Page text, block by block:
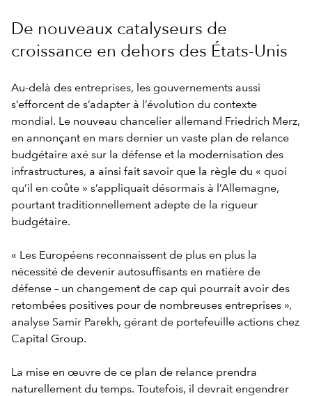
De nouveaux catalyseurs de
croissance en dehors des États-Unis
Au-delà des entreprises, les gouvernements aussi
s’efforcent de s’adapter à l’évolution du contexte
mondial. Le nouveau chancelier allemand Friedrich Merz,
en annonçant en mars dernier un vaste plan de relance
budgétaire axé sur la défense et la modernisation des
infrastructures, a ainsi fait savoir que la règle du « quoi
qu’il en coûte » s’appliquait désormais à l’Allemagne,
pourtant traditionnellement adepte de la rigueur
budgétaire.
« Les Européens reconnaissent de plus en plus la
nécessité de devenir autosuffisants en matière de
défense – un changement de cap qui pourrait avoir des
retombées positives pour de nombreuses entreprises »,
analyse Samir Parekh, gérant de portefeuille actions chez
Capital Group.
La mise en œuvre de ce plan de relance prendra
naturellement du temps. Toutefois, il devrait engendrer